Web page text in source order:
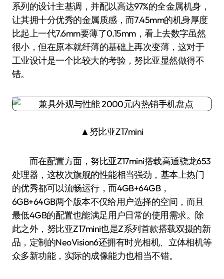
系列的设计主基调，并配以高达97%的全金属机身，
让其拥十分优秀的金属质感，而7.45mm的机身厚度
比起上一代7.6mm要薄了0.15mm，看上去数字虽然
很小，但在原本就纤薄的基础上再次变薄，这对于
工业设计是一个比较大的考验，努比亚显然做得不
错。
▲努比亚Z17mini
而在配置方面，努比亚Z17mini搭载高通骁龙653
处理器，这枚次旗舰的性能相当强劲，基本上热门
的优秀都可以流畅运行，而4GB+64GB，
6GB+64GB两个版本不仅给用户选择的空间，而且
最低4GB的配置也能满足用户日常的使用需求。除
此之外，努比亚Z17mini也是Z系列首款搭载双摄的新
品，定制的NeoVision6还拥有时光相机、立体相机等
众多新功能，实际的成像能力也相当不错。